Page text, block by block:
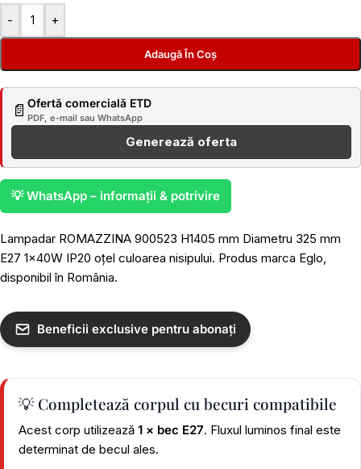
- +
Adaugă În Coș
📄 Ofertă comercială ETD
PDF, e-mail sau WhatsApp
Generează oferta
💡 WhatsApp – informații & potrivire
Lampadar ROMAZZINA 900523 H1405 mm Diametru 325 mm
E27 1x40W IP20 oțel culoarea nisipului. Produs marca Eglo,
disponibil în România.
Beneficii exclusive pentru abonați
💡 Completează corpul cu becuri compatibile
Acest corp utilizează 1 × bec E27. Fluxul luminos final este
determinat de becul ales.